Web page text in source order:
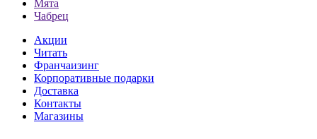
Мята
Чабрец
Акции
Читать
Франчаизинг
Корпоративные подарки
Доставка
Контакты
Магазины